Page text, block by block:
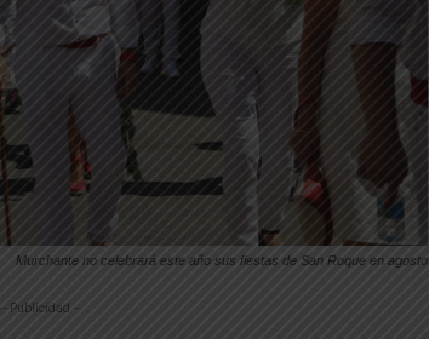
Murchante no celebrará este año sus fiestas de San Roque en agosto
-- Publicidad --